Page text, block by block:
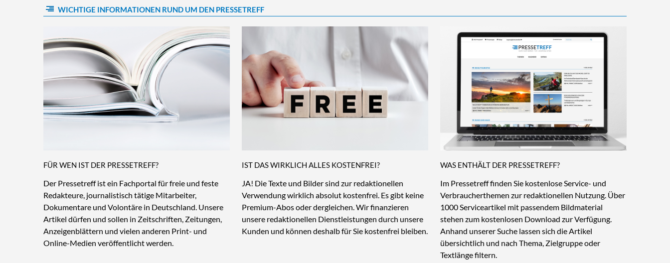
WICHTIGE INFORMATIONEN RUND UM DEN PRESSETREFF
FÜR WEN IST DER PRESSETREFF?
Der Pressetreff ist ein Fachportal für freie und feste
Redakteure, journalistisch tätige Mitarbeiter,
Dokumentare und Volontäre in Deutschland. Unsere
Artikel dürfen und sollen in Zeitschriften, Zeitungen,
Anzeigenblättern und vielen anderen Print- und
Online-Medien veröffentlicht werden.
IST DAS WIRKLICH ALLES KOSTENFREI?
JA! Die Texte und Bilder sind zur redaktionellen
Verwendung wirklich absolut kostenfrei. Es gibt keine
Premium-Abos oder dergleichen. Wir finanzieren
unsere redaktionellen Dienstleistungen durch unsere
Kunden und können deshalb für Sie kostenfrei bleiben.
WAS ENTHÄLT DER PRESSETREFF?
Im Pressetreff finden Sie kostenlose Service- und
Verbraucherthemen zur redaktionellen Nutzung. Über
1000 Serviceartikel mit passendem Bildmaterial
stehen zum kostenlosen Download zur Verfügung.
Anhand unserer Suche lassen sich die Artikel
übersichtlich und nach Thema, Zielgruppe oder
Textlänge filtern.